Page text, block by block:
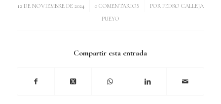
12 DE NOVIEMBRE DE 2024
/ 0 COMENTARIOS
/ POR PEDRO CALLEJA
PUEYO
Compartir esta entrada